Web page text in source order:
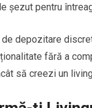
șezut pentru
depozitare
fără a
să creezi un